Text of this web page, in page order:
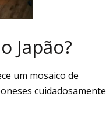
Japão?
um mosaico de
cuidadosamente